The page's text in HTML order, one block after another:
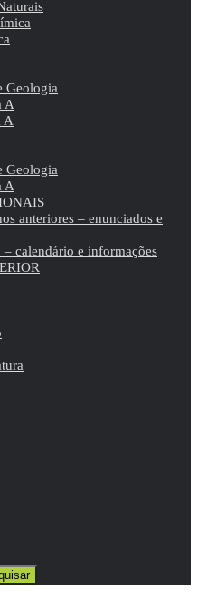
Geologia
A
A
Geologia
A
anteriores – enunciados e
– calendário e informações